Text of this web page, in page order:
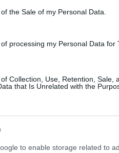
the Sale of my Personal Data.
processing my Personal Data for
Collection, Use, Retention, Sale,
that Is Unrelated with the
to enable storage related to